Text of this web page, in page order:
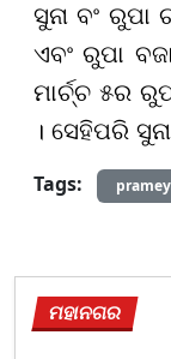
ସୁନା ବଂ
ଏବଂ ରୁପା
ମାର୍ଚ୍ଚ ୫ର
। ସେହିପରି
Tags:
ମହାନଗର